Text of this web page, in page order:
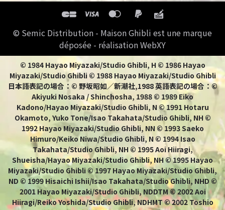
© Semic Distribution - Maison Ghibli est une marque
déposée - réalisation WebXY
© 1984 Hayao Miyazaki/Studio Ghibli, H © 1986 Hayao
Miyazaki/Studio Ghibli © 1988 Hayao Miyazaki/Studio Ghibli
日本語表記の場合：© 野坂昭如／新潮社,1988 英語表記の場合：©
Akiyuki Nosaka / Shinchosha, 1988 © 1989 Eiko
Kadono/Hayao Miyazaki/Studio Ghibli, N © 1991 Hotaru
Okamoto, Yuko Tone/Isao Takahata/Studio Ghibli, NH ©
1992 Hayao Miyazaki/Studio Ghibli, NN © 1993 Saeko
Himuro/Keiko Niwa/Studio Ghibli, N © 1994 Isao
Takahata/Studio Ghibli, NH © 1995 Aoi Hiiragi,
Shueisha/Hayao Miyazaki/Studio Ghibli, NH © 1995 Hayao
Miyazaki/Studio Ghibli © 1997 Hayao Miyazaki/Studio Ghibli,
ND © 1999 Hisaichi Ishii/Isao Takahata/Studio Ghibli, NHD ©
2001 Hayao Miyazaki/Studio Ghibli, NDDTM © 2002 Aoi
Hiiragi/Reiko Yoshida/Studio Ghibli, NDHMT © 2002 Toshio